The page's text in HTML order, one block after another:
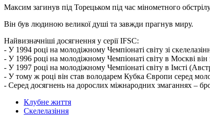
Максим загинув під Торецьком під час мінометного
Він був людиною великої душі та завжди прагнув миру.
Найвизначніші досягнення у серії IFSC:
- У 1994 році на молодіжному Чемпіонаті світу зі
- У 1996 році на молодіжному Чемпіонаті світу в Москві він
- У 1997 році на молодіжному Чемпіонаті світу в Імсті
- У тому ж році він став володарем Кубка Європи серед
- Серед досягнень на дорослих міжнародних змаганнях –
Клубне життя
Скелелазіння